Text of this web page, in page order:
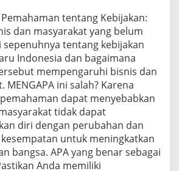
tentang Kebijakan:
dan masyarakat yang belum
sepenuhnya tentang kebijakan
Indonesia dan bagaimana
mempengaruhi bisnis dan
MENGAPA ini salah? Karena
dapat menyebabkan
tidak dapat
diri dengan perubahan dan
untuk meningkatkan
bangsa. APA yang benar sebagai
Anda memiliki